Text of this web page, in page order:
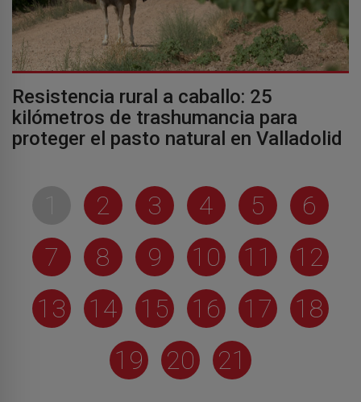
Resistencia rural a caballo: 25
kilómetros de trashumancia para
proteger el pasto natural en Valladolid
1 2 3 4 5
6
7
8 9 10 11
12
13
14 15 16 17
18
19
20 21